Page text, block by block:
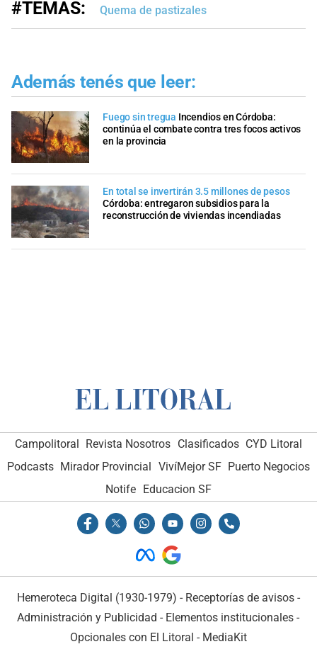
#TEMAS: Quema de pastizales
Además tenés que leer:
Fuego sin tregua Incendios en Córdoba:
continúa el combate contra tres focos activos
en la provincia
En total se invertirán 3.5 millones de pesos
Córdoba: entregaron subsidios para la
reconstrucción de viviendas incendiadas
Campolitoral Revista Nosotros Clasificados CYD Litoral
Podcasts Mirador Provincial VivíMejor SF Puerto Negocios
Notife Educacion SF
Hemeroteca Digital (1930-1979) - Receptorías de avisos -
Administración y Publicidad - Elementos institucionales -
Opcionales con El Litoral - MediaKit